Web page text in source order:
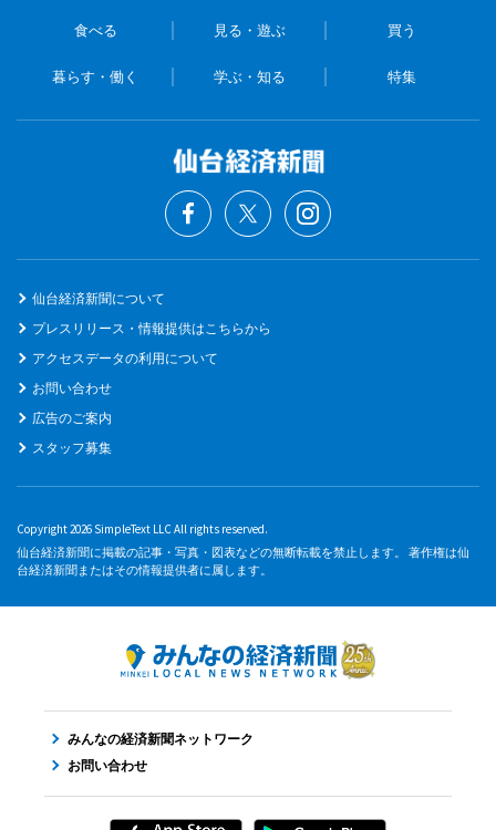
食べる 見る・遊ぶ 買う
暮らす・働く 学ぶ・知る 特集
仙台経済新聞について
プレスリリース・情報提供はこちらから
アクセスデータの利用について
お問い合わせ
広告のご案内
スタッフ募集
Copyright 2026 SimpleText LLC All rights reserved.
仙台経済新聞に掲載の記事・写真・図表などの無断転載を禁止します。 著作権は仙
台経済新聞またはその情報提供者に属します。
みんなの経済新聞ネットワーク
お問い合わせ